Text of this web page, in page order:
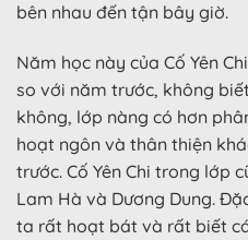
bên nhau đến tận bây giờ.
Năm học này của Cố Yên
so với năm trước, không
không, lớp nàng có hơn
hoạt ngôn và thân thiện
trước. Cố Yên Chi trong lớp
Lam Hà và Dương Dung.
ta rất hoạt bát và rất biết